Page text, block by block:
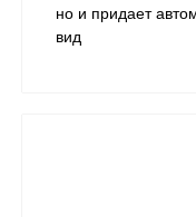
но и придает
вид